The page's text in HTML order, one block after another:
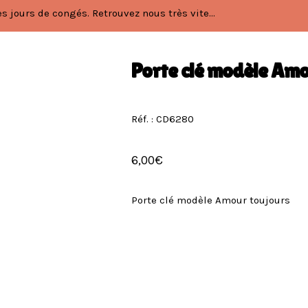
jours de congés. Retrouvez nous très vite...
Porte clé modèle
Réf. : CD6280
6,00€
Porte clé modèle Amour toujours